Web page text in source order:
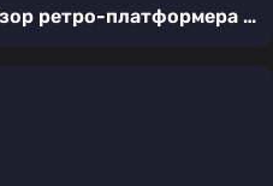
ретро-платформера с